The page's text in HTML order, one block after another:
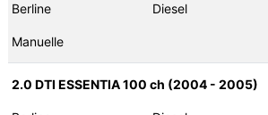
Berline Diesel
Manuelle
2.0 DTI ESSENTIA 100 ch (2004 - 2005)